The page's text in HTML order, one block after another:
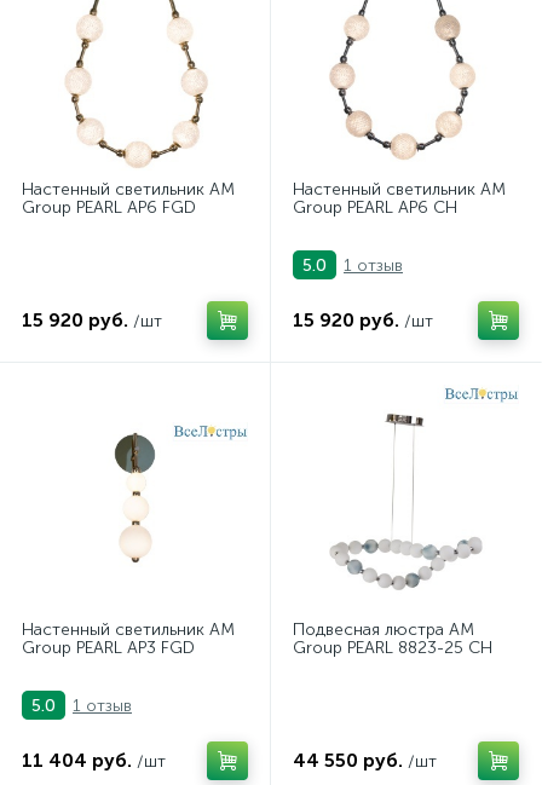
Настенный светильник AM
Group PEARL AP6 FGD
15 920 руб. /шт
Настенный светильник AM
Group PEARL AP6 CH
5.0 1 отзыв
15 920 руб. /шт
Настенный светильник AM
Group PEARL AP3 FGD
5.0 1 отзыв
11 404 руб. /шт
Подвесная люстра AM
Group PEARL 8823-25 CH
44 550 руб. /шт